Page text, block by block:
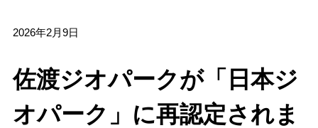
2026年2月9日
佐渡ジオパークが「日本ジ
オパーク」に再認定されま